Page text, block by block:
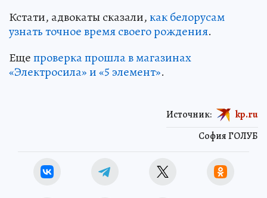
Кстати, адвокаты сказали,как белорусам
узнать точное время своего рождения.
Ещепроверка прошла в магазинах
«Электросила» и «5 элемент».
София ГОЛУБ
Источник: kp.ru